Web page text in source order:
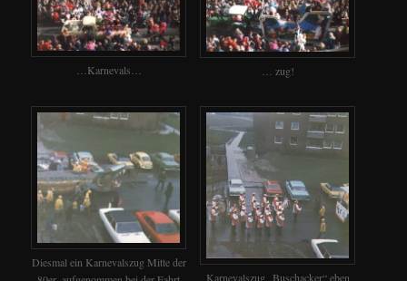
…Karnevals… … zug!
Diesmal ein Karnevalszug Mitte der
Karnevalszug „Buschacker“ eben